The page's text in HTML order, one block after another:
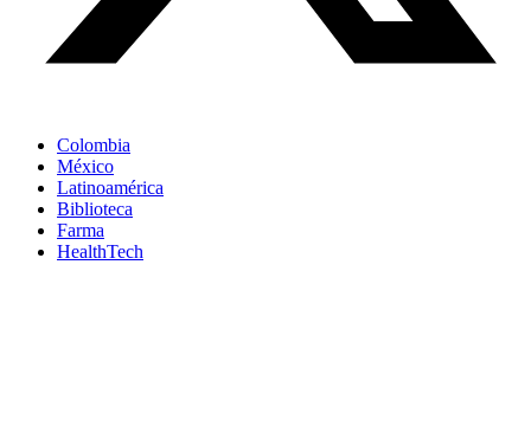
Colombia
México
Latinoamérica
Biblioteca
Farma
HealthTech